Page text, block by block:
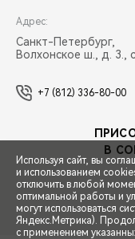
Адрес:
Санкт-Петербург,
Волхонское ш., д. 3.,
+7 (812) 336-80-00
В
Используя сайт, вы
и использованием
отключить в любой
оптимальной работы и
могут использоваться
Яндекс.Метрика).
с применением